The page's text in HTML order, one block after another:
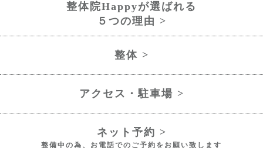
整体院Happyが選ばれる
５つの理由 >
整体 >
アクセス・駐車場 >
ネット予約 >
整備中の為、お電話でのご予約をお願い致します